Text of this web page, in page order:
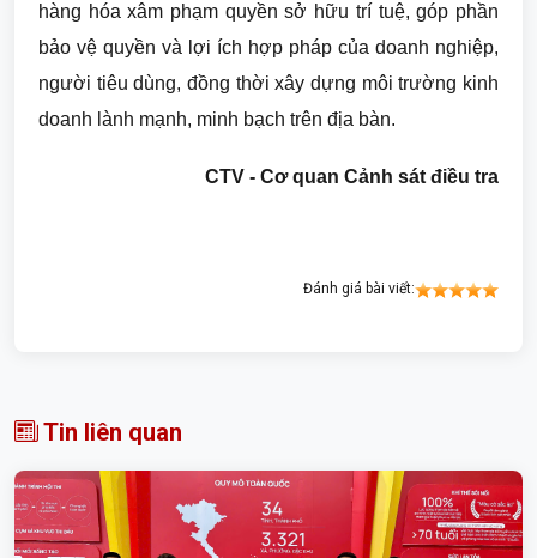
hàng hóa xâm phạm quyền sở hữu trí tuệ, góp phần
bảo vệ quyền và lợi ích hợp pháp của doanh nghiệp,
người tiêu dùng, đồng thời xây dựng môi trường kinh
doanh lành mạnh, minh bạch trên địa bàn.
CTV - Cơ quan Cảnh sát điều tra
Đánh giá bài viết:
Tin liên quan